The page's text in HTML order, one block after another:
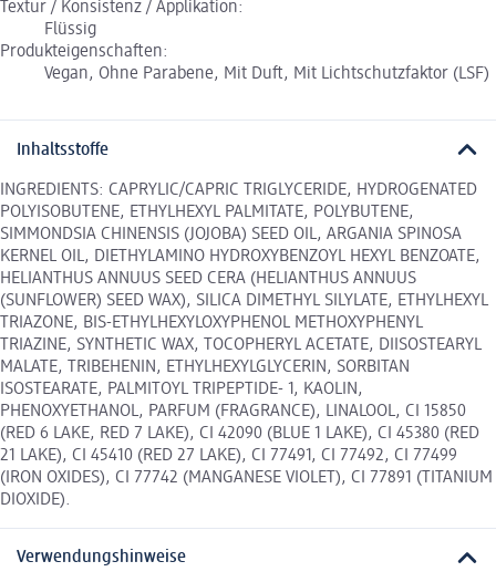
Textur / Konsistenz / Applikation:
Flüssig
Produkteigenschaften:
Vegan, Ohne Parabene, Mit Duft, Mit Lichtschutzfaktor (LSF)
Inhaltsstoffe
INGREDIENTS: CAPRYLIC/CAPRIC TRIGLYCERIDE, HYDROGENATED
POLYISOBUTENE, ETHYLHEXYL PALMITATE, POLYBUTENE,
SIMMONDSIA CHINENSIS (JOJOBA) SEED OIL, ARGANIA SPINOSA
KERNEL OIL, DIETHYLAMINO HYDROXYBENZOYL HEXYL BENZOATE,
HELIANTHUS ANNUUS SEED CERA (HELIANTHUS ANNUUS
(SUNFLOWER) SEED WAX), SILICA DIMETHYL SILYLATE, ETHYLHEXYL
TRIAZONE, BIS-ETHYLHEXYLOXYPHENOL METHOXYPHENYL
TRIAZINE, SYNTHETIC WAX, TOCOPHERYL ACETATE, DIISOSTEARYL
MALATE, TRIBEHENIN, ETHYLHEXYLGLYCERIN, SORBITAN
ISOSTEARATE, PALMITOYL TRIPEPTIDE- 1, KAOLIN,
PHENOXYETHANOL, PARFUM (FRAGRANCE), LINALOOL, CI 15850
(RED 6 LAKE, RED 7 LAKE), CI 42090 (BLUE 1 LAKE), CI 45380 (RED
21 LAKE), CI 45410 (RED 27 LAKE), CI 77491, CI 77492, CI 77499
(IRON OXIDES), CI 77742 (MANGANESE VIOLET), CI 77891 (TITANIUM
DIOXIDE).
Verwendungshinweise